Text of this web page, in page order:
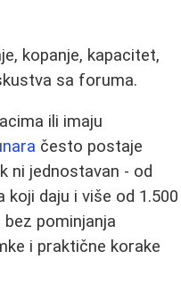
kopanje, kapacitet,
sa foruma.
ili imaju
često postaje
ni jednostavan - od
daju i više od 1.500
pominjanja
i praktične korake